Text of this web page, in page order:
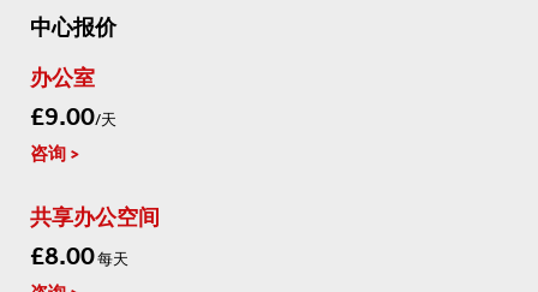
中心报价
办公室
£9.00/天
咨询
共享办公空间
£8.00每天